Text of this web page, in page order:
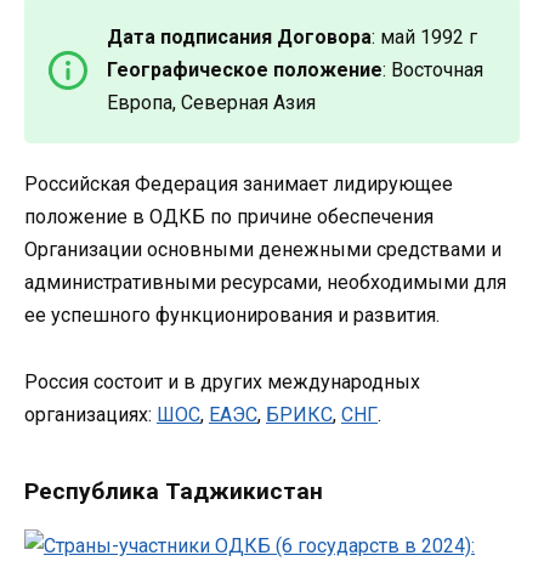
Дата подписания Договора: май 1992 г
Географическое положение: Восточная
Европа, Северная Азия
Российская Федерация занимает лидирующее
положение в ОДКБ по причине обеспечения
Организации основными денежными средствами и
административными ресурсами, необходимыми для
ее успешного функционирования и развития.
Россия состоит и в других международных
организациях: ШОС, ЕАЭС, БРИКС, СНГ.
Республика Таджикистан